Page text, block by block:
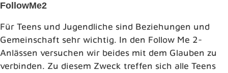
FollowMe2
Für Teens und Jugendliche sind Beziehungen und
Gemeinschaft sehr wichtig. In den Follow Me 2-
Anlässen versuchen wir beides mit dem Glauben zu
verbinden. Zu diesem Zweck treffen sich alle Teens